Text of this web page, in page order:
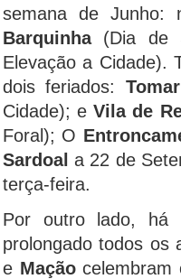
semana de Junho:
Barquinha(Dia de
Elevação a Cidade).
dois feriados: Tomar
Cidade); eVila de
Foral); O
Sardoal a 22 de
terça-feira.
Por outro lado, há
prolongado todos os
e Maçãocelembram